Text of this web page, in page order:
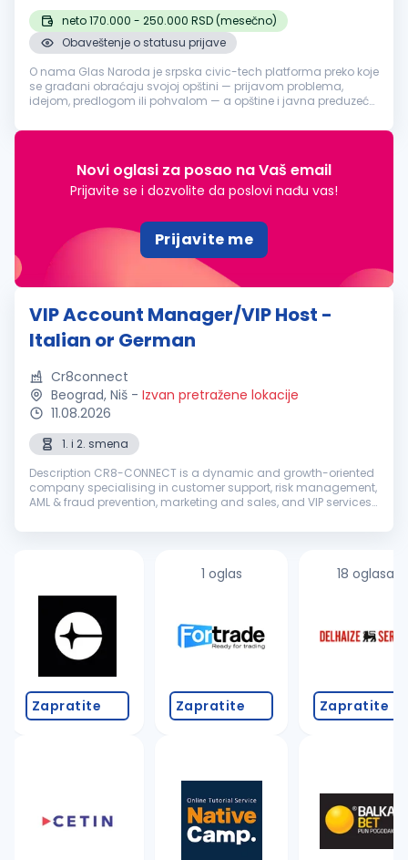
neto 170.000 - 250.000 RSD (mesečno)
Obaveštenje o statusu prijave
O nama Glas Naroda je srpska civic-tech platforma preko koje
se građani obraćaju svojoj opštini — prijavom problema,
idejom, predlogom ili pohvalom — a opštine i javna preduzeća
usmerava nadl...
Novi oglasi za posao na Vaš email
Prijavite se i dozvolite da poslovi nađu vas!
Prijavite me
VIP Account Manager/VIP Host -
Italian or German
Cr8connect
Beograd, Niš - Izvan pretražene lokacije
11.08.2026
1. i 2. smena
Description CR8-CONNECT is a dynamic and growth-oriented
company specialising in customer support, risk management,
AML & fraud prevention, marketing and sales, and VIP services.
and seaml...
Zapratite
1 oglas
Zapratite
18 oglasa
Zapratite